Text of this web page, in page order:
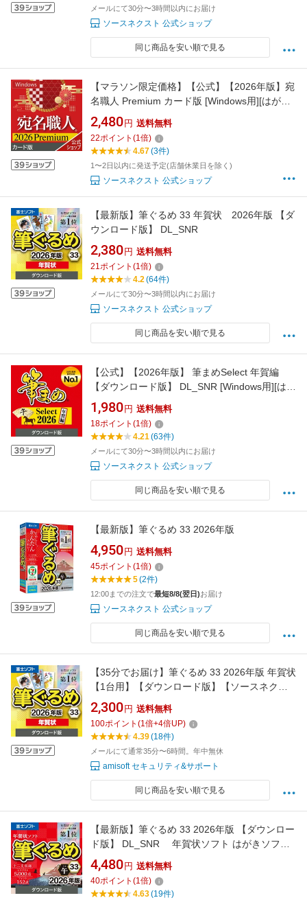
メールにて30分〜3時間以内にお届け
ソースネクスト 公式ショップ
同じ商品を安い順で見る
【マラソン限定価格】【公式】【2026年版】宛
名職人 Premium カード版 [Windows用][はが
き・住所録ソフト]年賀状作成 年賀状ソフト
はがき作成ソフト ソースネクスト 年賀状印
刷 2026年
2,480 円 送料無料
22ポイント (1倍)
4.67(3件)
1〜2日以内に発送予定(店舗休業日を除く)
ソースネクスト 公式ショップ
【最新版】筆ぐるめ 33 年賀状 2026年版 【ダ
ウンロード版】 DL_SNR
2,380 円 送料無料
21ポイント (1倍)
4.2(64件)
メールにて30分〜3時間以内にお届け
ソースネクスト 公式ショップ
同じ商品を安い順で見る
【公式】【2026年版】 筆まめSelect 年賀編
【ダウンロード版】 DL_SNR [Windows用][はが
き・住所録ソフト] 年賀状ソフト はがきソフト
年賀状作成 ソースネクスト 2026年度版 人気 使
いやすい 簡単
1,980 円 送料無料
18ポイント (1倍)
4.21(63件)
メールにて30分〜3時間以内にお届け
ソースネクスト 公式ショップ
同じ商品を安い順で見る
【最新版】筆ぐるめ 33 2026年版
4,950 円 送料無料
45ポイント (1倍)
5(2件)
12:00までの注文で最短8/8(翌日)お届け
ソースネクスト 公式ショップ
同じ商品を安い順で見る
【35分でお届け】筆ぐるめ 33 2026年版 年賀状
【1台用】【ダウンロード版】【ソースネクス
ト】
2,300 円 送料無料
100ポイント (1倍+4倍UP)
4.39(18件)
メールにて通常35分〜6時間。年中無休
amisoft セキュリティ&サポート
同じ商品を安い順で見る
【最新版】筆ぐるめ 33 2026年版 【ダウンロー
ド版】 DL_SNR 年賀状ソフト はがきソフト
年賀状作成 喪中はがき作成 送料無料 ソース
ネクスト 2026年度版 人気 使いやすい 年賀状印
刷 DM作成 顧客管理
4,480 円 送料無料
40ポイント (1倍)
4.63(19件)